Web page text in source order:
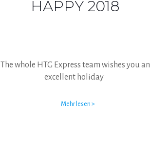
HAPPY 2018
The whole HTG Express team wishes you an
excellent holiday
Mehr lesen >